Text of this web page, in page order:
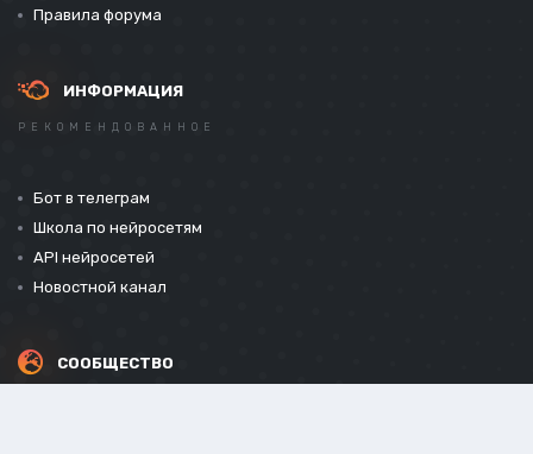
Правила форума
ИНФОРМАЦИЯ
РЕКОМЕНДОВАННОЕ
Бот в телеграм
Школа по нейросетям
API нейросетей
Новостной канал
СООБЩЕСТВО